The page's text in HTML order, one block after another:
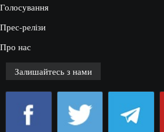
Голосування
Прес-релізи
Про нас
Залишайтесь з нами